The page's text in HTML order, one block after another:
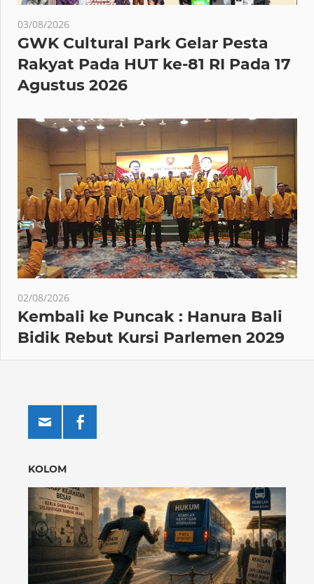
03/08/2026
GWK Cultural Park Gelar Pesta
Rakyat Pada HUT ke-81 RI Pada 17
Agustus 2026
02/08/2026
Kembali ke Puncak : Hanura Bali
Bidik Rebut Kursi Parlemen 2029
KOLOM